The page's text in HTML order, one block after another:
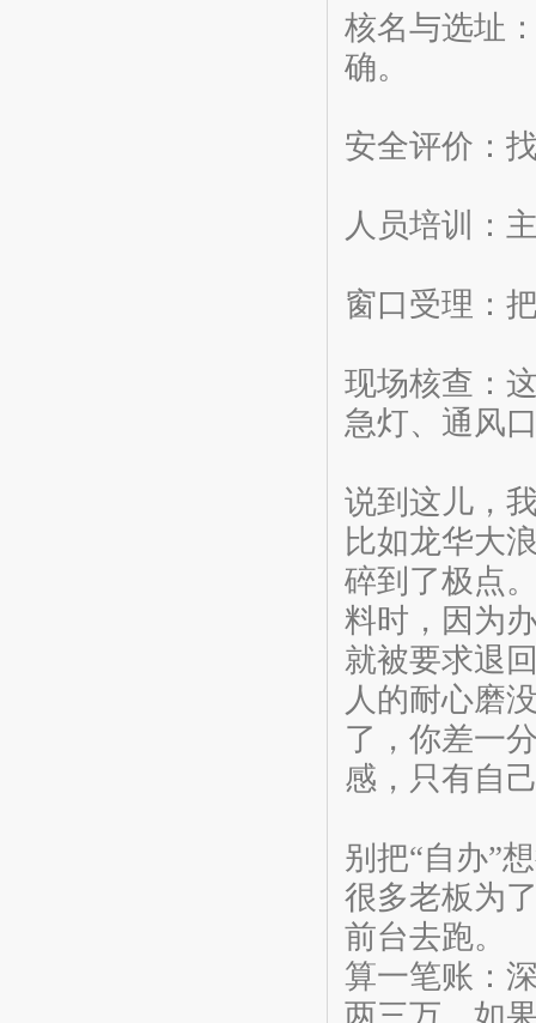
核名与选址
确。
安全评价：
人员培训：
窗口受理：
现场核查：
急灯、通风
说到这儿，
比如龙华大
碎到了极点
料时，因为
就被要求退
人的耐心磨
了，你差一
感，只有自
别把“自办”
很多老板为
前台去跑。
算一笔账：
两三万。如